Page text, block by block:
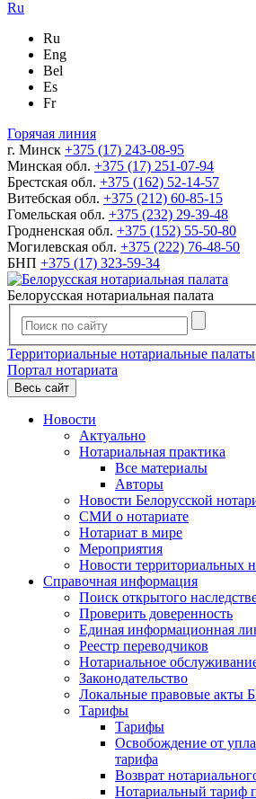
Ru
Ru
Eng
Bel
Es
Fr
Горячая линия
г. Минск +375 (17) 243-08-95
Минская обл. +375 (17) 251-07-94
Брестская обл. +375 (162) 52-14-57
Витебская обл. +375 (212) 60-85-15
Гомельская обл. +375 (232) 29-39-48
Гродненская обл. +375 (152) 55-50-80
Могилевская обл. +375 (222) 76-48-50
БНП +375 (17) 323-59-34
Белорусская нотариальная палата
Территориальные нотариальные палаты
Портал нотариата
Весь сайт
Новости
Актуально
Нотариальная практика
Все материалы
Авторы
Новости Белорусской
СМИ о нотариате
Нотариат в мире
Мероприятия
Новости территориальных
Справочная информация
Поиск открытого
Проверить доверенность
Единая информационная
Реестр переводчиков
Нотариальное
Законодательство
Локальные правовые акты
Тарифы
Тарифы
Освобождение от
тарифа
Возврат
Нотариальный тариф